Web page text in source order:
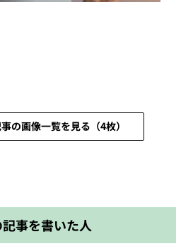
の画像一覧を見る（4枚）
記事を書いた人